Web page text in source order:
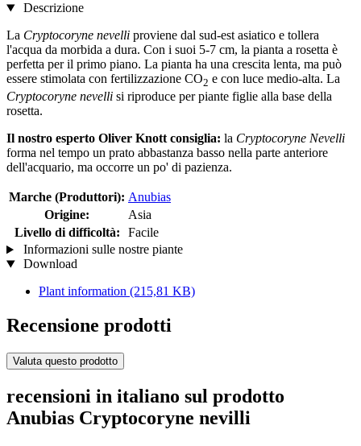
Descrizione
La Cryptocoryne nevelli proviene dal sud-est asiatico e tollera
l'acqua da morbida a dura. Con i suoi 5-7 cm, la pianta a rosetta è
perfetta per il primo piano. La pianta ha una crescita lenta, ma può
essere stimolata con fertilizzazione CO2 e con luce medio-alta. La
Cryptocoryne nevelli si riproduce per piante figlie alla base della
rosetta.
Il nostro esperto Oliver Knott consiglia: la Cryptocoryne Nevelli
forma nel tempo un prato abbastanza basso nella parte anteriore
dell'acquario, ma occorre un po' di pazienza.
Marche (Produttori): Anubias
Origine:
Asia
Livello di difficoltà:
Facile
Informazioni sulle nostre piante
Download
Plant information (215,81 KB)
Recensione prodotti
Valuta questo prodotto
recensioni in italiano sul prodotto
Anubias Cryptocoryne nevilli